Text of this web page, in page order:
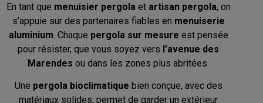
En tant que menuisier pergola et artisan pergola, on
s’appuie sur des partenaires fiables en menuiserie
aluminium. Chaque pergola sur mesure est pensée
pour résister, que vous soyez vers l’avenue des
Marendes ou dans les zones plus abritées.
Une pergola bioclimatique bien conçue, avec des
matériaux solides, permet de garder un extérieur